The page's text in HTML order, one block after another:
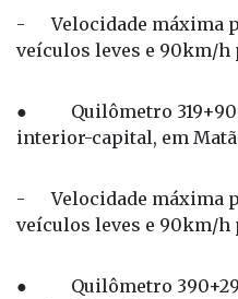
- Velocidade máxima
veículos leves e 90km/h
● Quilômetro
interior-capital, em
- Velocidade máxima
veículos leves e 90km/h
● Quilômetro